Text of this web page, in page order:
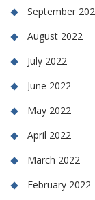
September
August 2022
July 2022
June 2022
May 2022
April 2022
March 2022
February 2022